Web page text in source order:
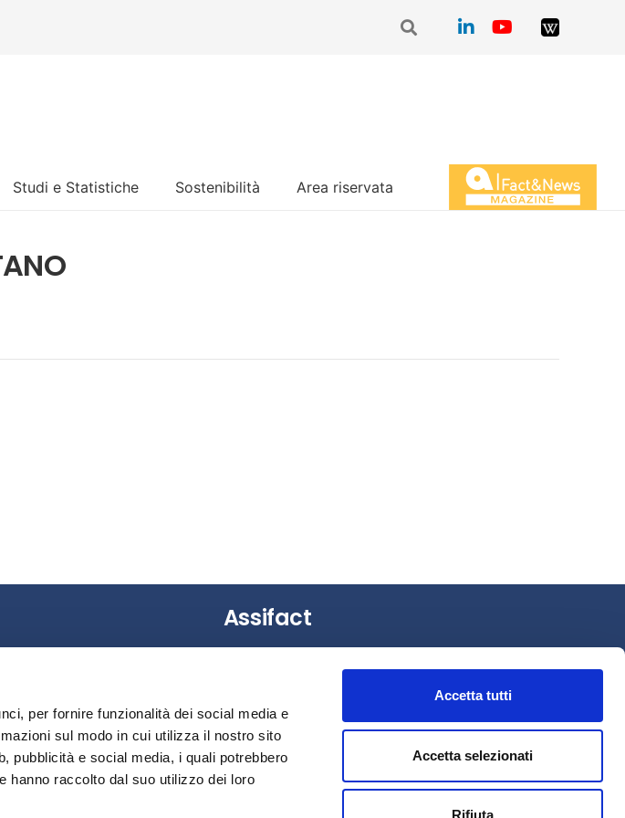
per fornire funzionalità dei social media e
sul modo in cui utilizza il nostro sito
pubblicità e social media, i quali potrebbero
hanno raccolto dal suo utilizzo dei loro
Accetta tutti
Accetta selezionati
Rifiuta
Studi e Statistiche Sostenibilità Area riservata Magazine Fact&News
appuntamento
Assifact
Largo Augusto, 3 –20122 Milano (MI)
Fax: +39 0276020159
Mail:assifact@assifact.it